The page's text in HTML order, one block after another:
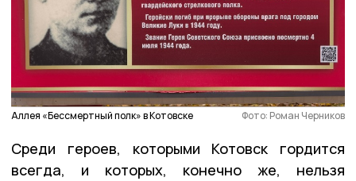
Аллея «Бессмертный полк» в Котовске Фото: Роман Черников
Среди героев, которыми Котовск гордится
всегда, и которых, конечно же, нельзя